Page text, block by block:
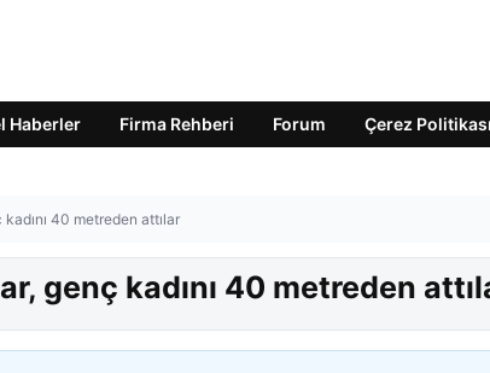
Haberler Firma Rehberi Forum Çerez Politikası
40 metreden attılar
genç kadını 40 metreden